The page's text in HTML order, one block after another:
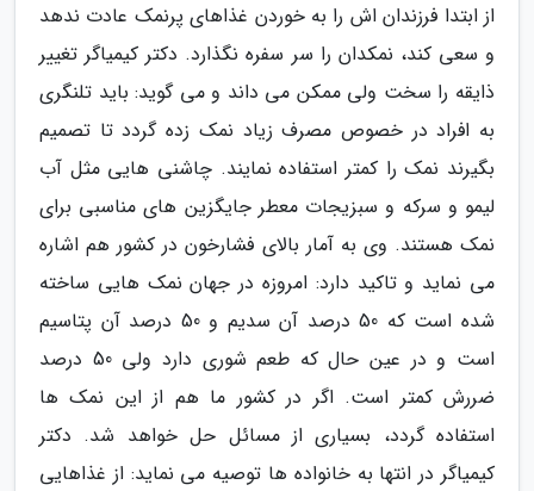
از ابتدا فرزندان اش را به خوردن غذاهای پرنمک عادت ندهد
و سعی کند، نمکدان را سر سفره نگذارد. دکتر کیمیاگر تغییر
ذایقه را سخت ولی ممکن می داند و می گوید: باید تلنگری
به افراد در خصوص مصرف زیاد نمک زده گردد تا تصمیم
بگیرند نمک را کمتر استفاده نمایند. چاشنی هایی مثل آب
لیمو و سرکه و سبزیجات معطر جایگزین های مناسبی برای
نمک هستند. وی به آمار بالای فشارخون در کشور هم اشاره
می نماید و تاکید دارد: امروزه در جهان نمک هایی ساخته
شده است که 50 درصد آن سدیم و 50 درصد آن پتاسیم
است و در عین حال که طعم شوری دارد ولی 50 درصد
ضررش کمتر است. اگر در کشور ما هم از این نمک ها
استفاده گردد، بسیاری از مسائل حل خواهد شد. دکتر
کیمیاگر در انتها به خانواده ها توصیه می نماید: از غذاهایی